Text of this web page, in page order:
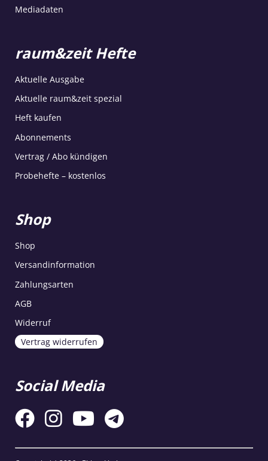
Mediadaten
raum&zeit Hefte
Aktuelle Ausgabe
Aktuelle raum&zeit spezial
Heft kaufen
Abonnements
Vertrag / Abo kündigen
Probehefte – kostenlos
Shop
Shop
Versandinformation
Zahlungsarten
AGB
Widerruf
Vertrag widerrufen
Social Media